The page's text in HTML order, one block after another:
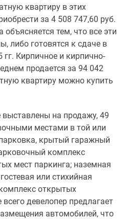
квартиру в этих
за 4 508 747,60 руб.
тем, что все эти
либо готовятся к сдаче в
гг. Кирпичное и кирпично-
продается за 94 042
квартиру можно купить
выставлены на продажу, 49
местами в той или
крытый гаражный
комплекс
мест паркинга; наземная
или стихийная
открытых
девелопер предлагает
автомобилей, что